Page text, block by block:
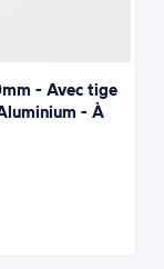
- Avec tige
- À